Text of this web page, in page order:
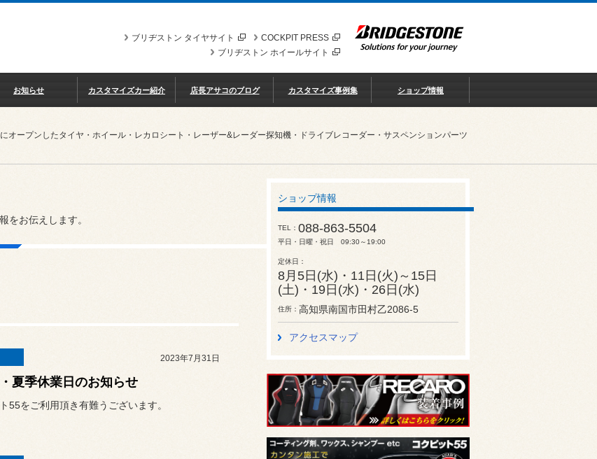
COCKPIT PRESS
ブリヂストン タイヤサイト
ブリヂストン ホイールサイト
お知らせ カスタマイズカー紹介 店長アサコのブログ カスタマイズ事例集 ショップ情報
オープンしたタイヤ・ホイール・レカロシート・レーザー&レーダー探知機・ドライブレコーダー・サスペンションパーツ
をお伝えします。
2023年7月31日
夏季休業日のお知らせ
55をご利用頂き有難うございます。
ショップ情報
TEL 088-863-5504
平日・日曜・祝日 09:30～19:00
定休日
8月5日(水)・11日(火)～15日
(土)・19日(水)・26日(水)
住所 高知県南国市田村乙2086-5
アクセスマップ